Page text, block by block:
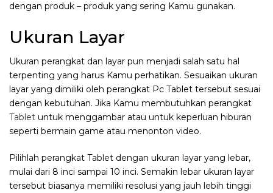
dengan produk – produk yang sering Kamu gunakan.
Ukuran Layar
Ukuran perangkat dan layar pun menjadi salah satu hal
terpenting yang harus Kamu perhatikan. Sesuaikan ukuran
layar yang dimiliki oleh perangkat Pc Tablet tersebut sesuai
dengan kebutuhan. Jika Kamu membutuhkan perangkat
Tablet untuk menggambar atau untuk keperluan hiburan
seperti bermain game atau menonton video.
Pilihlah perangkat Tablet dengan ukuran layar yang lebar,
mulai dari 8 inci sampai 10 inci. Semakin lebar ukuran layar
tersebut biasanya memiliki resolusi yang jauh lebih tinggi